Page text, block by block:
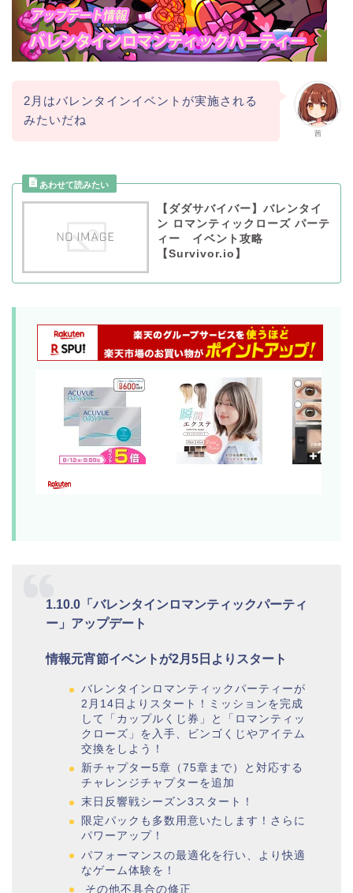
茜
2月はバレンタインイベントが実施される
みたいだね
【ダダサバイバー】バレンタイ
ン ロマンティックローズ パーテ
ィー イベント攻略
【Survivor.io】
1.10.0「バレンタインロマンティックパーティ
ー」アップデート
情報元宵節イベントが2月5日よりスタート
バレンタインロマンティックパーティーが
2月14日よりスタート！ミッションを完成
して「カップルくじ券」と「ロマンティッ
クローズ」を入手、ビンゴくじやアイテム
交換をしよう！
新チャプター5章（75章まで）と対応する
チャレンジチャプターを追加
末日反響戦シーズン3スタート！
限定パックも多数用意いたします！さらに
パワーアップ！
パフォーマンスの最適化を行い、より快適
なゲーム体験を！
その他不具合の修正